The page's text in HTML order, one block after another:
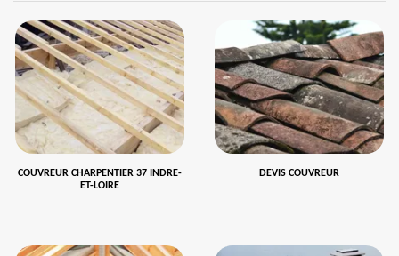
COUVREUR CHARPENTIER 37 INDRE-
ET-LOIRE
DEVIS COUVREUR